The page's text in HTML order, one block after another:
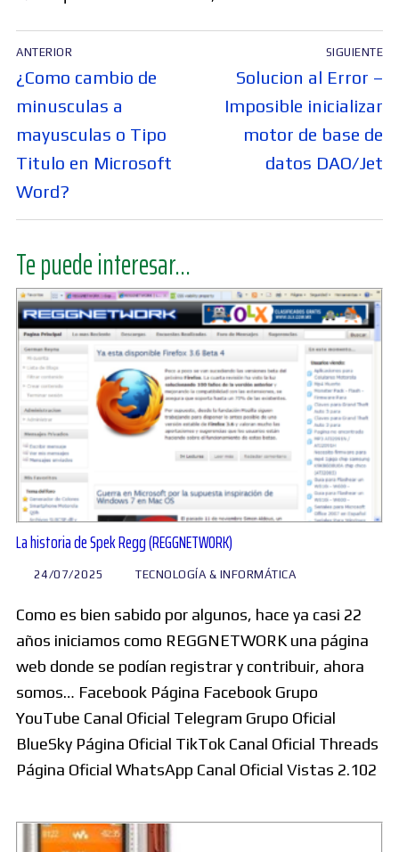
Navegación
de
entradas
ANTERIOR
Entrada
anterior:
¿Como cambio de
minusculas a
mayusculas o Tipo
Titulo en Microsoft
Word?
SIGUIENTE
Entrada
siguiente:
Solucion al Error –
Imposible inicializar
motor de base de
datos DAO/Jet
Te puede interesar...
La historia de Spek Regg (REGGNETWORK)
24/07/2025 TECNOLOGÍA & INFORMÁTICA
Como es bien sabido por algunos, hace ya casi 22
años iniciamos como REGGNETWORK una página
web donde se podían registrar y contribuir, ahora
somos… Facebook Página Facebook Grupo
YouTube Canal Oficial Telegram Grupo Oficial
BlueSky Página Oficial TikTok Canal Oficial Threads
Página Oficial WhatsApp Canal Oficial Vistas 2.102